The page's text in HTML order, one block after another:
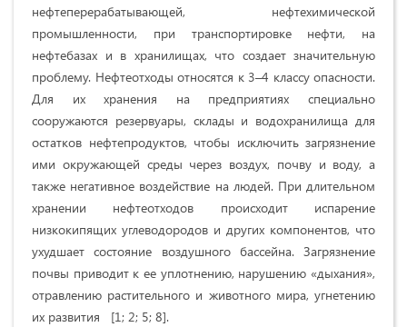
нефтеперерабатывающей, нефтехимической
промышленности, при транспортировке нефти, на
нефтебазах и в хранилищах, что создает значительную
проблему. Нефтеотходы относятся к 3–4 классу опасности.
Для их хранения на предприятиях специально
сооружаются резервуары, склады и водохранилища для
остатков нефтепродуктов, чтобы исключить загрязнение
ими окружающей среды через воздух, почву и воду, а
также негативное воздействие на людей. При длительном
хранении нефтеотходов происходит испарение
низкокипящих углеводородов и других компонентов, что
ухудшает состояние воздушного бассейна. Загрязнение
почвы приводит к ее уплотнению, нарушению «дыхания»,
отравлению растительного и животного мира, угнетению
их развития
[1; 2; 5; 8].